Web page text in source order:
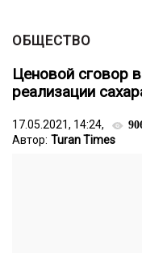
ОБЩЕСТВО
Ценовой сговор
реализации
17.05.2021, 14:24,
Автор: Turan Times